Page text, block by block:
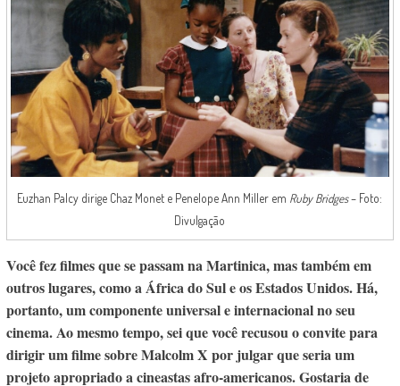
Euzhan Palcy dirige Chaz Monet e Penelope Ann Miller em Ruby Bridges– Foto:
Divulgação
Você fez filmes que se passam na Martinica, mas também em
outros lugares, como a África do Sul e os Estados Unidos. Há,
portanto, um componente universal e internacional no seu
cinema. Ao mesmo tempo, sei que você recusou o convite para
dirigir um filme sobre Malcolm X por julgar que seria um
projeto apropriado a cineastas afro-americanos. Gostaria de